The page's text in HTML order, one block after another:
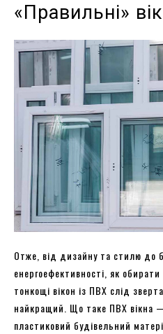
«Правильні»
Отже, від дизайну та стилю до
енергоефективності, як обирати
тонкощі вікон із ПВХ слід
найкращий. Що таке ПВХ вікна
пластиковий будівельний